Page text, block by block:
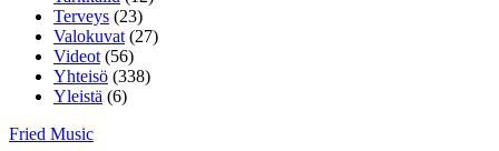
Terveys (23)
Valokuvat (27)
Videot (56)
Yhteisö (338)
Yleistä (6)
Fried Music